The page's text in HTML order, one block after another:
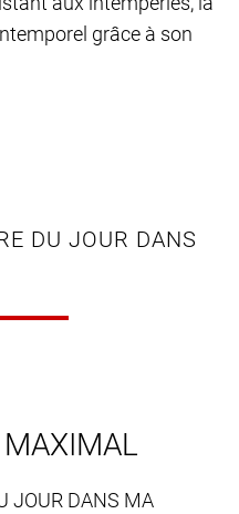
grâce à son
DU JOUR DANS
MAXIMAL
JOUR DANS MA